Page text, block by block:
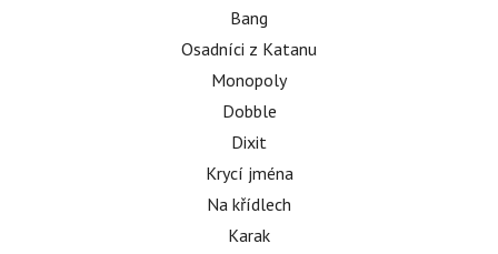
Bang
Osadníci z Katanu
Monopoly
Dobble
Dixit
Krycí jména
Na křídlech
Karak